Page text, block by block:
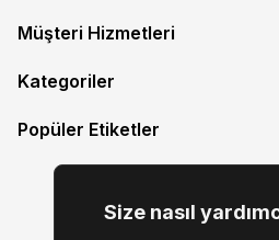
Müşteri Hizmetleri
Kategoriler
Popüler Etiketler
Size nasıl